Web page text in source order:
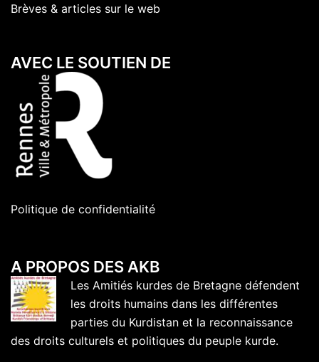
Brèves & articles sur le web
AVEC LE SOUTIEN DE
Politique de confidentialité
A PROPOS DES AKB
Les Amitiés kurdes de Bretagne défendent
les droits humains dans les différentes
parties du Kurdistan et la reconnaissance
des droits culturels et politiques du peuple kurde.